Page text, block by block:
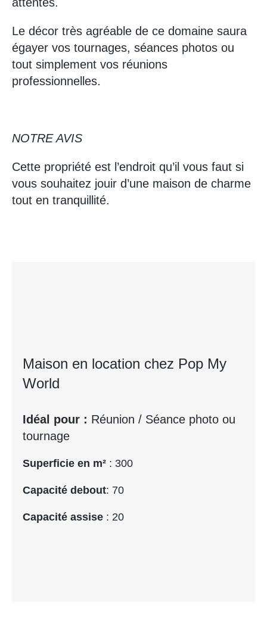
Le décor très agréable de ce domaine saura
égayer vos tournages, séances photos ou
tout simplement vos réunions
professionnelles.
NOTRE AVIS
Cette propriété est l’endroit qu’il vous faut si
vous souhaitez jouir d’une maison de charme
tout en tranquillité.
Maison en location chez Pop My
World
Idéal pour : Réunion / Séance photo ou
tournage
Superficie en m² : 300
Capacité debout: 70
Capacité assise : 20